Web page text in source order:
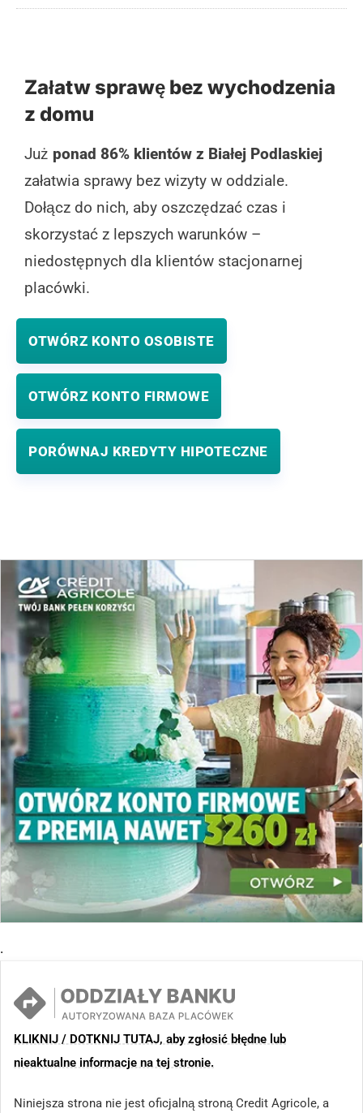
Załatw sprawę bez wychodzenia
z domu
Już ponad 86% klientów z Białej Podlaskiej
załatwia sprawy bez wizyty w oddziale.
Dołącz do nich, aby oszczędzać czas i
skorzystać z lepszych warunków –
niedostępnych dla klientów stacjonarnej
placówki.
OTWÓRZ KONTO OSOBISTE
OTWÓRZ KONTO FIRMOWE
PORÓWNAJ KREDYTY HIPOTECZNE
.
KLIKNIJ / DOTKNIJ TUTAJ, aby zgłosić błędne lub
nieaktualne informacje na tej stronie.
Niniejsza strona nie jest oficjalną stroną Credit Agricole, a